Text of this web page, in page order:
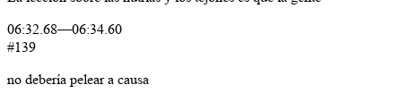
06:32.68—06:34.60
#139
no debería pelear a causa